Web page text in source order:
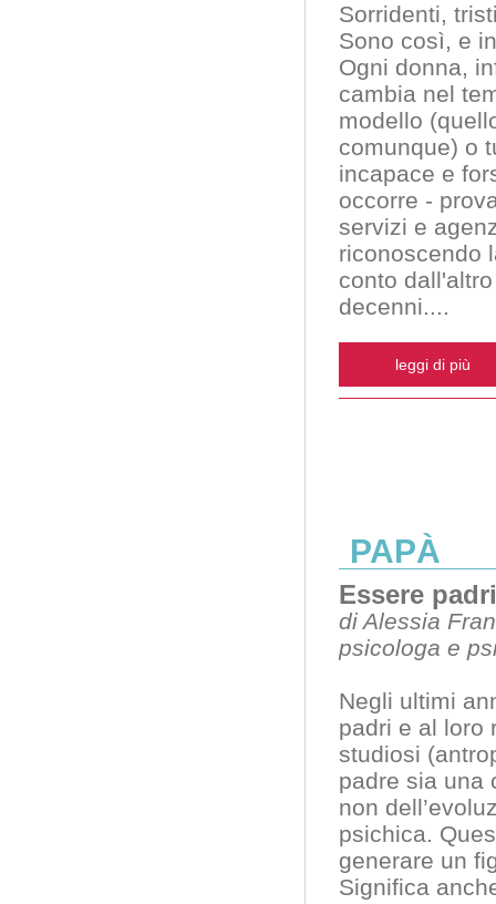
Sorridenti,
Sono così, e
Ogni donna,
cambia nel
modello
comunque) o
incapace e
occorre -
servizi e
riconoscendo
conto
decenni....
leggi di più
PAPÀ
Essere
di Alessia
psicologa e
Negli ultimi
padri e al loro
studiosi
padre sia una
non
psichica.
generare un
Significa